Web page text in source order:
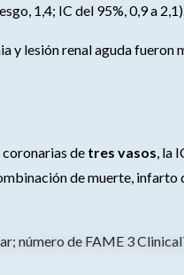
1,4; IC del 95%, 0,9 a 2,1).
y lesión renal aguda fueron
de tres vasos , la
de muerte,
número de FAME 3